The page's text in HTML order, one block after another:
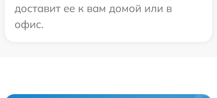
доставит ее к вам домой или в
офис.